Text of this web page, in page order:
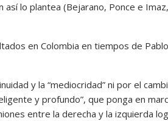
lo plantea (Bejarano, Ponce e
en Colombia en tiempos de
y la “mediocridad” ni por el
y profundo”, que ponga en
entre la derecha y la izquierda